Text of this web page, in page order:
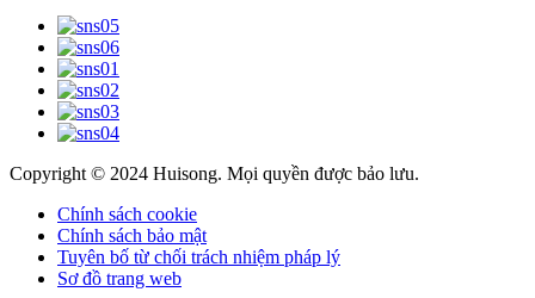
Copyright © 2024 Huisong. Mọi quyền được bảo lưu.
Chính sách cookie
Chính sách bảo mật
Tuyên bố từ chối trách nhiệm pháp lý
Sơ đồ trang web